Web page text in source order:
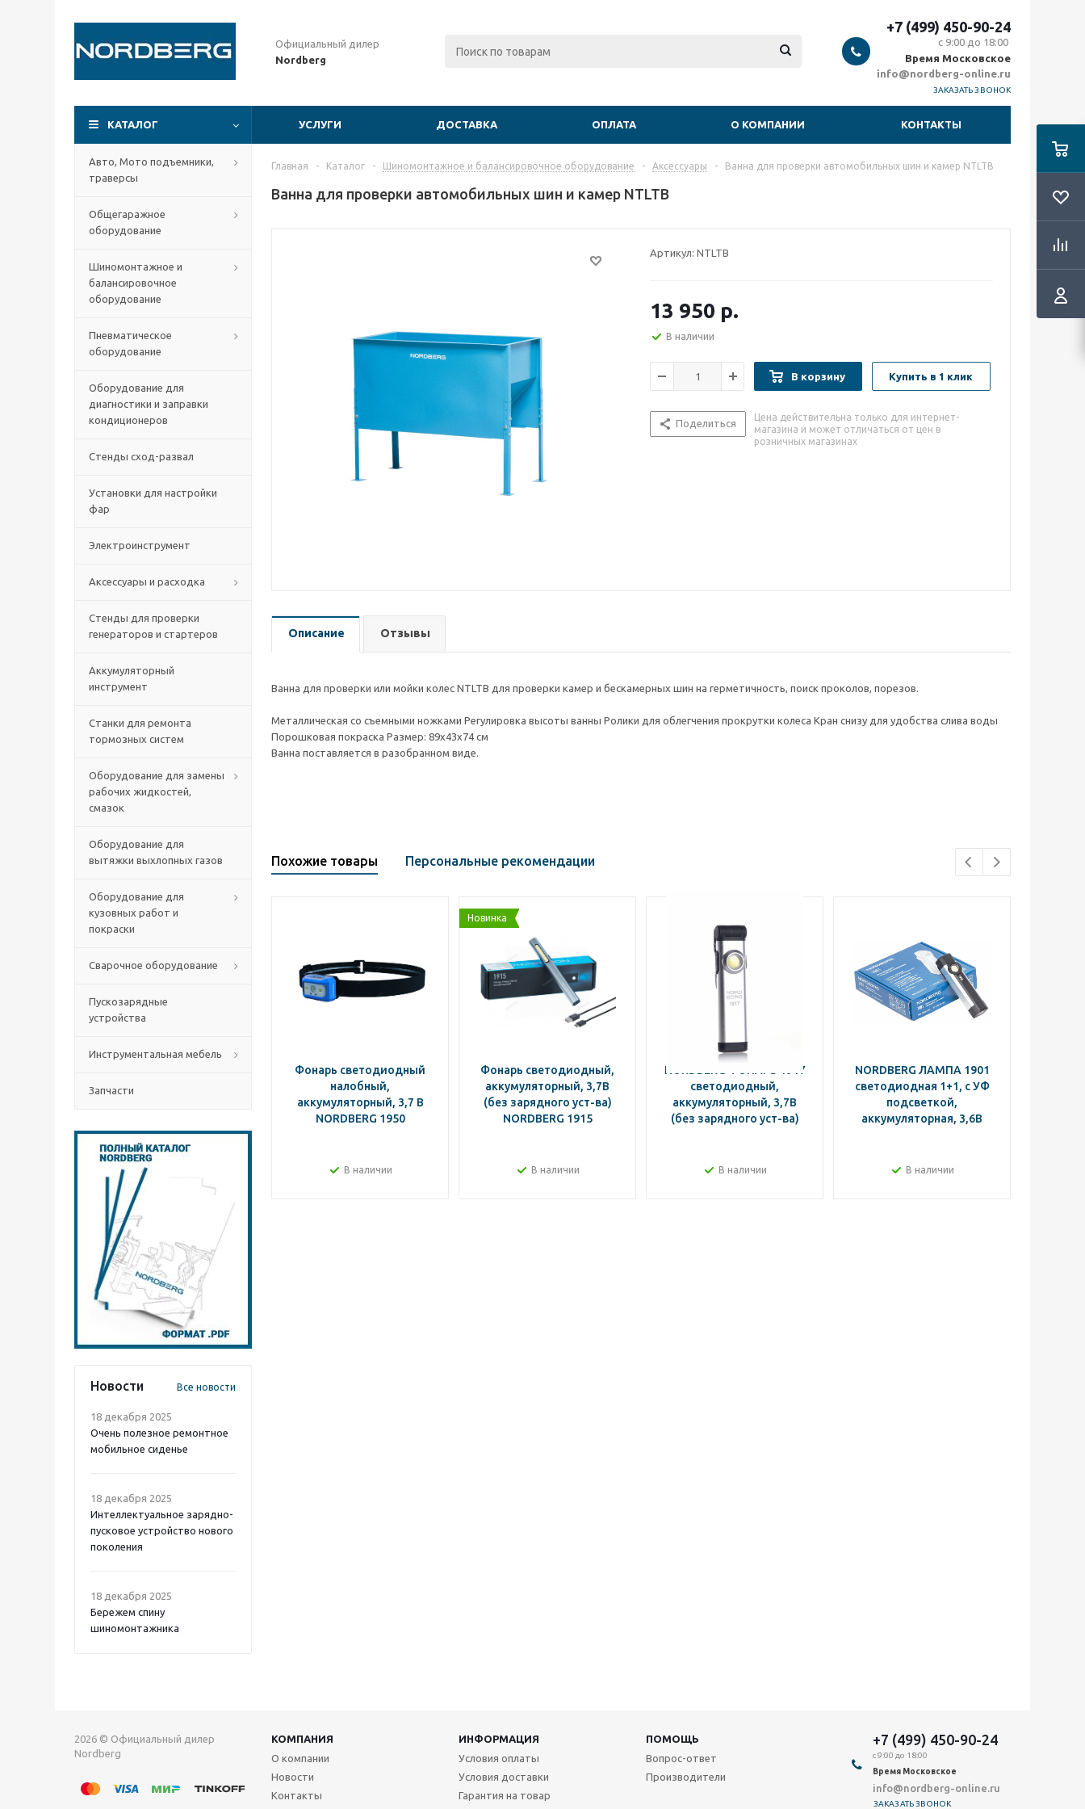
Официальный дилер
Nordberg
+7 (499) 450-90-24
с 9:00 до 18:00
Время Московское
info@nordberg-online.ru
ЗАКАЗАТЬ ЗВОНОК
КАТАЛОГ УСЛУГИ ДОСТАВКА ОПЛАТА О КОМПАНИИ КОНТАКТЫ
Авто, Мото подъемники,
траверсы
Общегаражное
оборудование
Шиномонтажное и
балансировочное
оборудование
Пневматическое
оборудование
Оборудование для
диагностики и заправки
кондиционеров
Стенды сход-развал
Установки для настройки
фар
Электроинструмент
Аксессуары и расходка
Стенды для проверки
генераторов и стартеров
Аккумуляторный
инструмент
Станки для ремонта
тормозных систем
Оборудование для замены
рабочих жидкостей,
смазок
Оборудование для
вытяжки выхлопных газов
Оборудование для
кузовных работ и
покраски
Сварочное оборудование
Пускозарядные
устройства
Инструментальная мебель
Запчасти
Новости Все новости
18 декабря 2025
Очень полезное ремонтное
мобильное сиденье
18 декабря 2025
Интеллектуальное зарядно-
пусковое устройство нового
поколения
18 декабря 2025
Бережем спину
шиномонтажника
Главная - Каталог - Шиномонтажное и балансировочное оборудование - Аксессуары - Ванна для проверки автомобильных шин и камер NTLTB
Ванна для проверки автомобильных шин и камер NTLTB
Артикул: NTLTB
13 950 р.
В наличии
В корзину Купить в 1 клик
Поделиться
Цена действительна только для интернет-
магазина и может отличаться от цен в
розничных магазинах
Описание Отзывы
Ванна для проверки или мойки колес NTLTB для проверки камер и бескамерных шин на герметичность, поиск проколов, порезов.
Металлическая со съемными ножками Регулировка высоты ванны Ролики для облегчения прокрутки колеса Кран снизу для удобства слива воды
Порошковая покраска Размер: 89х43х74 см
Ванна поставляется в разобранном виде.
Похожие товары Персональные рекомендации
Фонарь светодиодный
налобный,
аккумуляторный, 3,7 В
NORDBERG 1950
В наличии
Новинка
Фонарь светодиодный,
аккумуляторный, 3,7В
(без зарядного уст-ва)
NORDBERG 1915
В наличии
NORDBERG ФОНАРЬ 1917
светодиодный,
аккумуляторный, 3,7В
(без зарядного уст-ва)
В наличии
NORDBERG ЛАМПА 1901
светодиодная 1+1, с УФ
подсветкой,
аккумуляторная, 3,6В
В наличии
2026 © Официальный дилер
Nordberg
КОМПАНИЯ ИНФОРМАЦИЯ
ПОМОЩЬ
О компании
Новости
Контакты
Условия оплаты
Условия доставки
Гарантия на товар
Вопрос-ответ
Производители
+7 (499) 450-90-24
с 9:00 до 18:00
Время Московское
info@nordberg-online.ru
ЗАКАЗАТЬ ЗВОНОК